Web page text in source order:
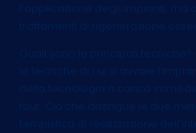
l’applicazione degli impianti, ma
trattamenti di rigenerazione ossea.
Quali sono le principali
le tecniche di cui si avvale
della tecnologia a carico
four. Ciò che distingue le due
tempistica di realizzazione